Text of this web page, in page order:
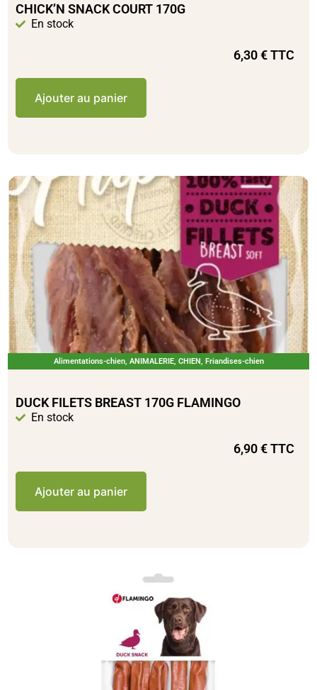
CHICK’N SNACK COURT 170G
En stock
6,30€TTC
Ajouter au panier
Alimentations-chien, ANIMALERIE, CHIEN, Friandises-chien
DUCK FILETS BREAST 170G FLAMINGO
En stock
6,90€TTC
Ajouter au panier